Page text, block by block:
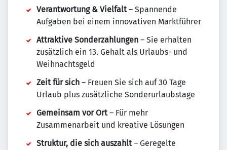
Verantwortung & Vielfalt– Spannende
Aufgaben bei einem innovativen Marktführer
Attraktive Sonderzahlungen – Sie erhalten
zusätzlich ein 13. Gehalt als Urlaubs- und
Weihnachtsgeld
Zeit für sich – Freuen Sie sich auf 30 Tage
Urlaub plus zusätzliche Sonderurlaubstage
Gemeinsam vor Ort– Für mehr
Zusammenarbeit und kreative Lösungen
Struktur, die sich auszahlt– Geregelte